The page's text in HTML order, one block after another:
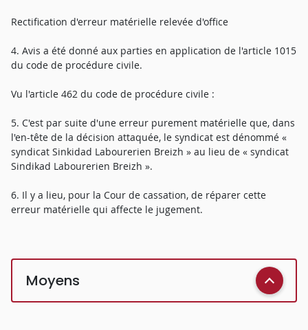
Rectification d'erreur matérielle relevée d'office
4. Avis a été donné aux parties en application de l'article 1015
du code de procédure civile.
Vu l'article 462 du code de procédure civile :
5. C'est par suite d'une erreur purement matérielle que, dans
l'en-tête de la décision attaquée, le syndicat est dénommé «
syndicat Sinkidad Labourerien Breizh » au lieu de « syndicat
Sindikad Labourerien Breizh ».
6. Il y a lieu, pour la Cour de cassation, de réparer cette
erreur matérielle qui affecte le jugement.
Moyens